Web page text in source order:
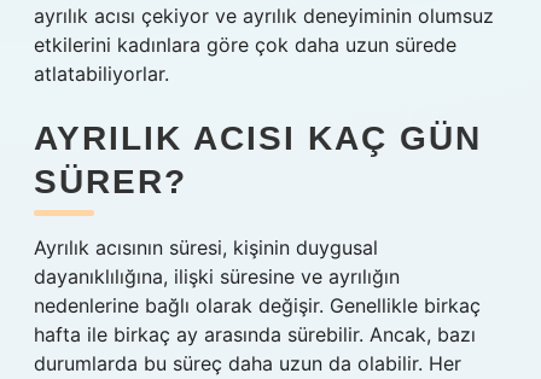
ayrılık acısı çekiyor ve ayrılık deneyiminin olumsuz
etkilerini kadınlara göre çok daha uzun sürede
atlatabiliyorlar.
AYRILIK ACISI KAÇ GÜN
SÜRER?
Ayrılık acısının süresi, kişinin duygusal
dayanıklılığına, ilişki süresine ve ayrılığın
nedenlerine bağlı olarak değişir. Genellikle birkaç
hafta ile birkaç ay arasında sürebilir. Ancak, bazı
durumlarda bu süreç daha uzun da olabilir. Her